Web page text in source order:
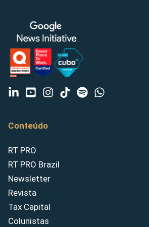
Conteúdo
RT PRO
RT PRO Brazil
Newsletter
Revista
Tax Capital
Colunistas